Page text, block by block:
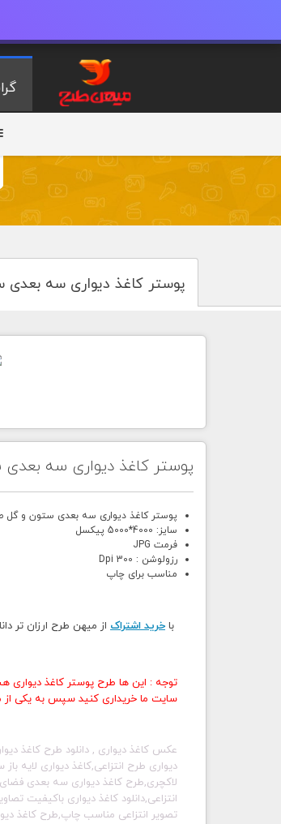
پوستر کاغذ دیواری سه
پوستر کاغذ دیواری سه
پوستر کاغذ دیواری سه بعدی ستون و گل
سایز: 4000*5000 پیکسل
فرمت JPG
رزولوشن : 300 Dpi
مناسب برای چاپ
با خرید اشتراک از میهن طرح ارزان تر
توجه : این ها طرح پوستر کاغذ
سایت ما خریداری کنید سپس به یکی از
عکس کاغذ دیواری , دانلود طرح کاغذ
دیواری طرح انتزاعی,کاغذ دیواری لایه
لاکچری,طرح کاغذ دیواری سه بعدی
انتزاعی,دانلود کاغذ دیواری باکیفیت
تصویر انتزاعی مناسب چاپ,طرح کاغذ